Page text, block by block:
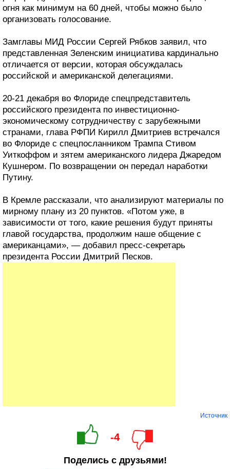
огня как минимум на 60 дней, чтобы можно было
организовать голосование.
Замглавы МИД России Сергей Рябков заявил, что
представленная Зеленским инициатива кардинально
отличается от версии, которая обсуждалась
российской и американской делегациями.
20-21 декабря во Флориде спецпредставитель
российского президента по инвестиционно-
экономическому сотрудничеству с зарубежными
странами, глава РФПИ Кирилл Дмитриев встречался
во Флориде с спецпосланником Трампа Стивом
Уиткоффом и зятем американского лидера Джаредом
Кушнером. По возвращении он передал наработки
Путину.
В Кремле рассказали, что анализируют материалы по
мирному плану из 20 пунктов. «Потом уже, в
зависимости от того, какие решения будут приняты
главой государства, продолжим наше общение с
американцами», — добавил пресс-секретарь
президента России Дмитрий Песков.
Источник
-4
Поделись с друзьями!